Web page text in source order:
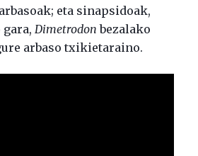
eta sinapsidoak,
gara,Dimetrodon bezalako
arbaso txikietaraino.